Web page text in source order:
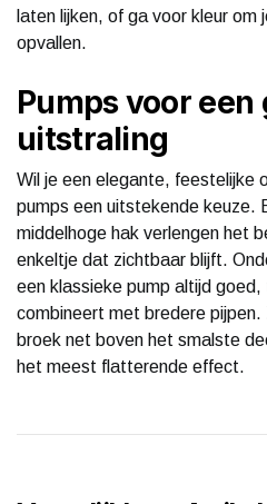
laten lijken, of ga voor kleur
opvallen.
Pumps voor een
uitstraling
Wil je een elegante, feestelijke
pumps een uitstekende keuze.
middelhoge hak verlengen het
enkeltje dat zichtbaar blijft.
een klassieke pump altijd
combineert met bredere
broek net boven het smalste
het meest flatterende effect.